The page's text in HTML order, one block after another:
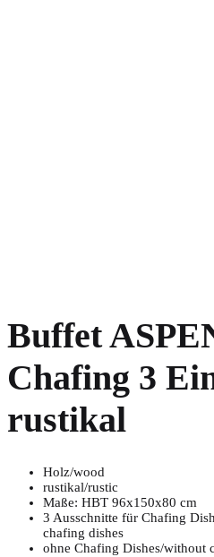
Buffet
Chafing 3
rustikal
Holz/wood
rustikal/rustic
Maße: HBT 96x150x80 cm
3 Ausschnitte für Chafing
chafing dishes
ohne Chafing Dishes/without